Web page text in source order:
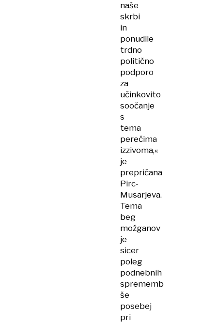
naše
skrbi
in
ponudile
trdno
politično
podporo
za
učinkovito
soočanje
s
tema
perečima
izzivoma,«
je
prepričana
Pirc-
Musarjeva.
Tema
beg
možganov
je
sicer
poleg
podnebnih
sprememb
še
posebej
pri